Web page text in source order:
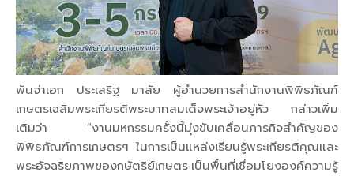
พันจ่าเอก ประเสริฐ มาลัย ผู้อำนวยการสำนักงานพิพิธภัณฑ์
เกษตรเฉลิมพระเกียรติพระบาทสมเด็จพระเจ้าอยู่หัว กล่าวเพิ่ม
เติมว่า “งานมหกรรมครั้งนี้มุ่งขับเคลื่อนภารกิจสำคัญของ
พิพิธภัณฑ์การเกษตรฯ ในการเป็นแหล่งเรียนรู้พระเกียรติคุณและ
พระอัจฉริยภาพของกษัตริย์เกษตร เป็นพื้นที่เชื่อมโยงองค์ความรู้